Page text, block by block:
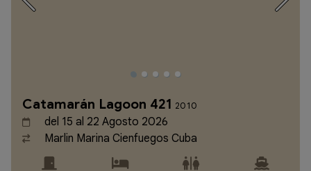
Catamarán Lagoon 421 2010
del 15 al 22 Agosto 2026
Marlin Marina Cienfuegos Cuba